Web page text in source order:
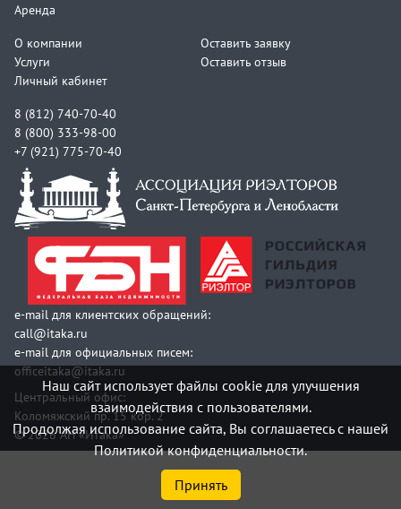
Аренда
О компании
Услуги
Личный кабинет
Оставить заявку
Оставить отзыв
8 (812) 740-70-40
8 (800) 333-98-00
+7 (921) 775-70-40
e-mail для клиентских обращений:
call@itaka.ru
e-mail для официальных писем:
officeitaka@itaka.ru
Центральный офис:
Коломяжский пр. 15 кор. 2
© 2026 АН «Итака»
Наш сайт использует файлы cookie для улучшения
взаимодействия с пользователями.
Продолжая использование сайта, Вы соглашаетесь с нашей
Политикой конфиденциальности.
Принять